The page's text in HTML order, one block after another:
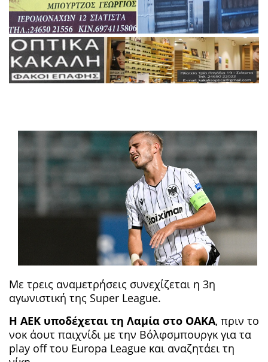
Με τρεις αναμετρήσεις συνεχίζεται η 3η
αγωνιστική της Super League.
Η ΑΕΚ υποδέχεται τη Λαμία στο ΟΑΚΑ, πριν το
νοκ άουτ παιχνίδι με την Βόλφσμπουργκ για τα
play off του Europa League και αναζητάει τη